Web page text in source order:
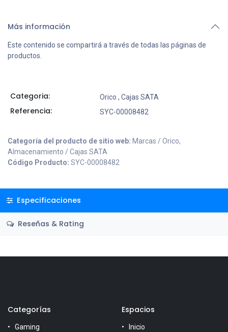
Más información
Este contenido se compartirá a través de todas las páginas de
productos.
Categoria: Orico , Cajas SATA
Referencia: SYC-00008482
Categoría del producto de sitio web: Marcas / Orico,
Almacenamiento / Cajas SATA
Código Producto: SYC-00008482
Especificaciones
Reseñas & Rating
Categorías
Gaming
Espacios
Inicio